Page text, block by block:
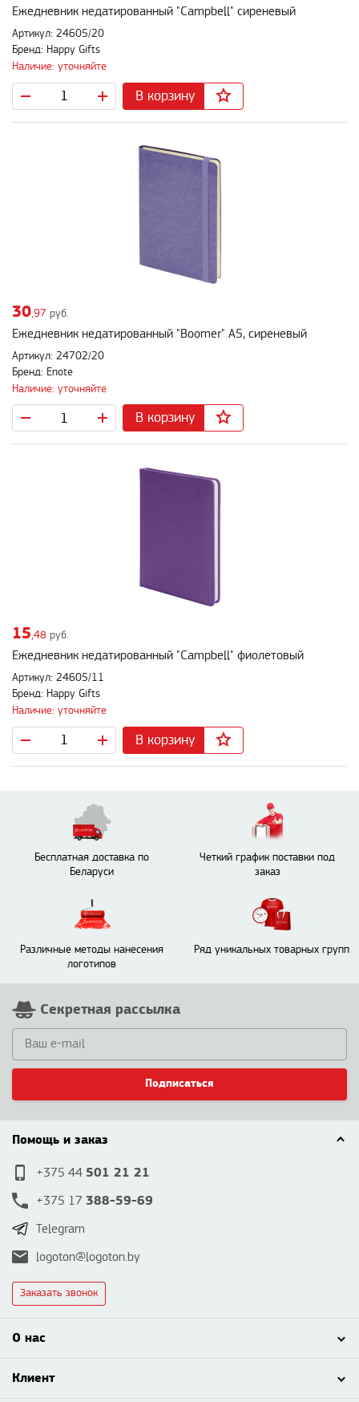
Ежедневник недатированный "Campbell" сиреневый
Артикул: 24605/20
Бренд: Happy Gifts
Наличие: уточняйте
В корзину
30 ,97 руб.
Ежедневник недатированный "Boomer" А5, сиреневый
Артикул: 24702/20
Бренд: Enote
Наличие: уточняйте
В корзину
15,48 руб.
Ежедневник недатированный "Campbell" фиолетовый
Артикул: 24605/11
Бренд: Happy Gifts
Наличие: уточняйте
В корзину
Бесплатная доставка по
Беларуси
Четкий график поставки под
заказ
Различные методы нанесения
логотипов
Ряд уникальных товарных групп
Секретная рассылка
Подписаться
Помощь и заказ
+375 44 501 21 21
+375 17 388-59-69
Telegram
logoton@logoton.by
Заказать звонок
О нас
Клиент